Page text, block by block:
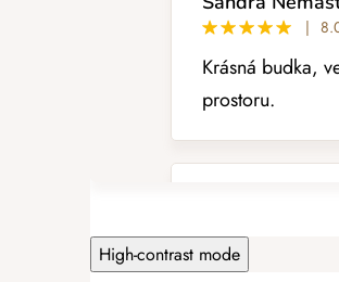
|
Krásná budka,
prostoru.
co jáá , ale
High-contrast mode